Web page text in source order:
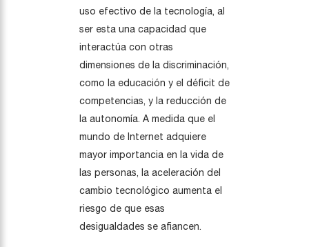
uso efectivo de la tecnología, al
ser esta una capacidad que
interactúa con otras
dimensiones de la discriminación,
como la educación y el déficit de
competencias, y la reducción de
la autonomía. A medida que el
mundo de Internet adquiere
mayor importancia en la vida de
las personas, la aceleración del
cambio tecnológico aumenta el
riesgo de que esas
desigualdades se afiancen.